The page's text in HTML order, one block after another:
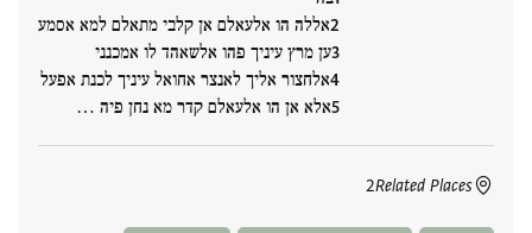
אללה הו אלעאלם אן קלבי מתאלם למא אסמע
ען מרץ עיניך פהו אלשאהד לו אמכנני
אלחצור אליך לאנצר אחואל עיניך לכנת אפעל
אלא אן הו אלעאלם קדר מא נחן פיה ‮…
Related Places
2